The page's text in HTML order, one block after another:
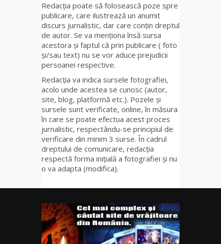
Redacția poate să folosească poze spre
publicare, care ilustrează un anumit
discurs jurnalistic, dar care conțin dreptul
de autor. Se va menționa însă sursa
acestora și faptul că prin publicare ( foto
și/sau text) nu se vor aduce prejudicii
persoanei respective.
Redacția va indica sursele fotografiei,
acolo unde acestea se cunosc (autor,
site, blog, platformă etc.). Pozele și
sursele sunt verificate, online, în măsura
în care se poate efectua acest proces
jurnalistic, respectându-se principiul de
verificare din minim 3 surse. În cadrul
dreptului de comunicare, redacția
respectă forma inițială a fotografiei și nu
o va adapta (modifica).